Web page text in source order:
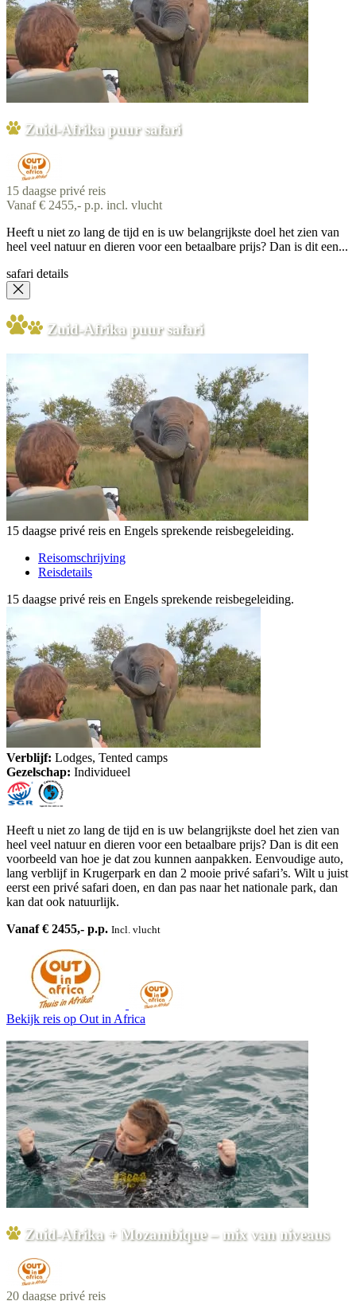
Zuid-Afrika puur safari
15 daagse privé reis
Vanaf € 2455,- p.p. incl. vlucht
Heeft u niet zo lang de tijd en is uw belangrijkste doel het zien van
heel veel natuur en dieren voor een betaalbare prijs? Dan is dit een...
safari details
Zuid-Afrika puur safari
15 daagse privé reis en Engels sprekende reisbegeleiding.
Reisomschrijving
Reisdetails
15 daagse privé reis en Engels sprekende reisbegeleiding.
Verblijf: Lodges, Tented camps
Gezelschap: Individueel
Heeft u niet zo lang de tijd en is uw belangrijkste doel het zien van
heel veel natuur en dieren voor een betaalbare prijs? Dan is dit een
voorbeeld van hoe je dat zou kunnen aanpakken. Eenvoudige auto,
lang verblijf in Krugerpark en dan 2 mooie privé safari’s. Wilt u juist
eerst een privé safari doen, en dan pas naar het nationale park, dan
kan dat ook natuurlijk.
Vanaf € 2455,- p.p. Incl. vlucht
Bekijk reis op Out in Africa
Zuid-Afrika + Mozambique – mix van niveaus
20 daagse privé reis